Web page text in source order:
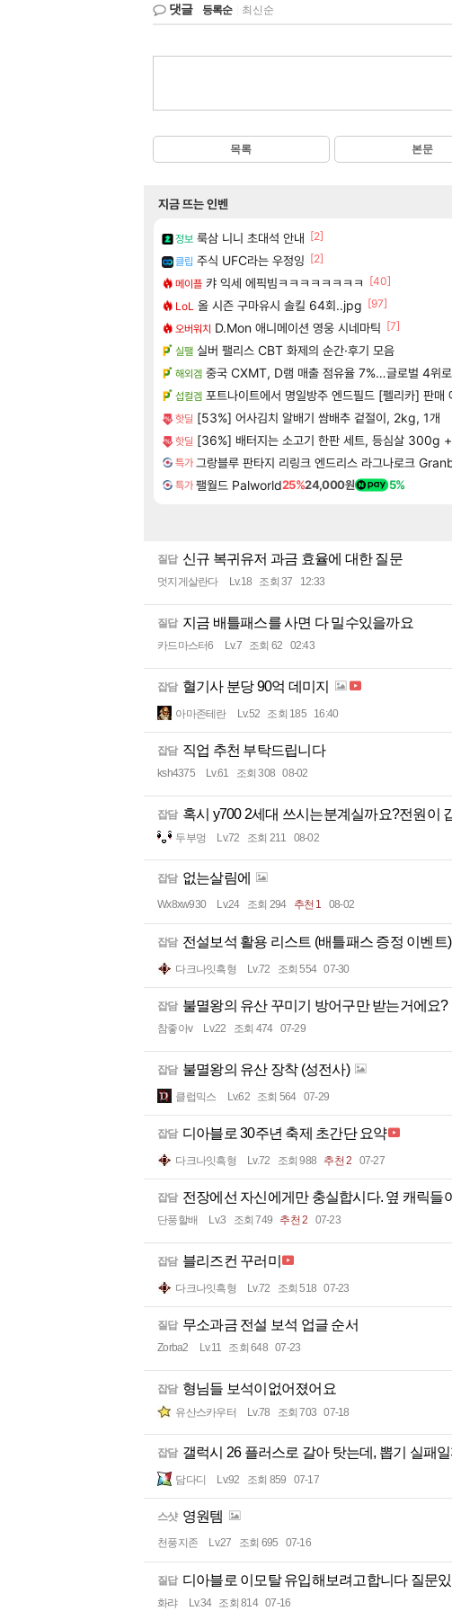
댓글 등록순 최신순
목록 본문
지금 뜨는 인벤
정보 룩삼 니니 초대석 안내 [2]
클립 주식 UFC라는 우정잉 [2]
메이플 캬 익세 에픽빔ㅋㅋㅋㅋㅋㅋㅋㅋ
[40]
LoL 올 시즌 구마유시 솔킬 64회..jpg [97]
오버워치 D.Mon 애니메이션 영웅 시네마틱 [7]
실팰 실버 팰리스 CBT 화제의 순간·후기 모음
해외겜 중국 CXMT, D램 매출 점유율 7%…글로벌 4위
섭컬겜 포트나이트에서 명일방주 엔드필드 [펠리카] 판매
핫딜 [53%] 어사김치 알배기 쌈배추 겉절이, 2kg, 1개
핫딜 [36%] 배터지는 소고기 한판 세트, 등심살
특가 그랑블루 판타지 리링크 엔드리스 라그나로크
특가 팰월드 Palworld25%24,000원 5%
질답 신규 복귀유저 과금 효율에 대한 질문
멋지게살란다 Lv.18 조회 37 12:33
질답 지금 배틀패스를 사면 다 밀수있을까요
카드마스터6 Lv.7 조회 62 02:43
잡담 혈기사 분당 90억 데미지
아마존테란 Lv.52 조회 185 16:40
잡담 직업 추천 부탁드립니다
ksh4375 Lv.61 조회 308 08-02
잡담 혹시 y700 2세대 쓰시는분계실까요?전원이
두부멍 Lv.72 조회 211 08-02
잡담 없는살림에
Wx8xw930 Lv.24 조회 294 추천 1 08-02
잡담 전설보석 활용 리스트 (배틀패스 증정 이벤트)
다크나잇흑형 Lv.72 조회 554 07-30
잡담 불멸왕의 유산 꾸미기 방어구만 받는거에요?
참좋아v Lv.22 조회 474 07-29
잡담 불멸왕의 유산 장착 (성전사)
클럽믹스 Lv.62 조회 564 07-29
잡담 디아블로 30주년 축제 초간단 요약
다크나잇흑형 Lv.72 조회 988 추천 2 07-27
잡담 전장에선 자신에게만 충실합시다. 옆 캐릭들
단풍할배 Lv.3 조회 749 추천 2 07-23
잡담 블리즈컨 꾸러미
다크나잇흑형 Lv.72 조회 518 07-23
질답 무소과금 전설 보석 업글 순서
Zorba2 Lv.11 조회 648 07-23
잡담 형님들 보석이없어졌어요
유산스카우터 Lv.78 조회 703 07-18
잡담 갤럭시 26 플러스로 갈아 탓는데, 뽑기 실패
담다디 Lv.92 조회 859 07-17
스샷 영원템
천풍지존 Lv.27 조회 695 07-16
질답 디아블로 이모탈 유입해보려고합니다 질문
화랴 Lv.34 조회 814 07-16